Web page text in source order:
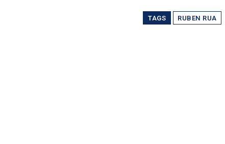
TAGS RUBEN RUA